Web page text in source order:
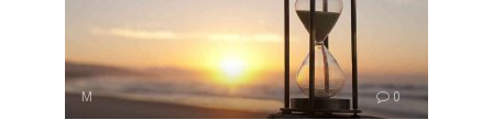
М 0